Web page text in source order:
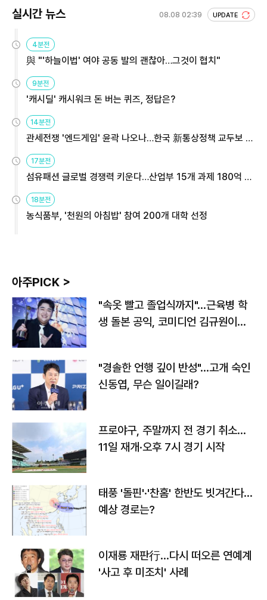
실시간 뉴스 08.08 02:39 UPDATE
4분전
與 "'하늘이법' 여야 공동 발의 괜찮아…그것이 협치"
9분전
'캐시딜' 캐시워크 돈 버는 퀴즈, 정답은?
14분전
관세전쟁 '엔드게임' 윤곽 나오나…한국 新통상정책 교두보 활
용해야
17분전
섬유패션 글로벌 경쟁력 키운다…산업부 15개 과제 180억 지
원
18분전
농식품부, '천원의 아침밥' 참여 200개 대학 선정
아주PICK >
"속옷 빨고 졸업식까지"…근육병 학
생 돌본 공익, 코미디언 김규원이었
"경솔한 언행 깊이 반성"…고개 숙인
신동엽, 무슨 일이길래?
프로야구, 주말까지 전 경기 취소…
11일 재개·오후 7시 경기 시작
태풍 '돌핀'·'찬홈' 한반도 빗겨간다…
예상 경로는?
이재룡 재판行…다시 떠오른 연예계
'사고 후 미조치' 사례